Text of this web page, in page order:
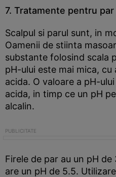
7. Tratamente pentru
Scalpul si parul sunt, in
Oamenii de stiinta
substante folosind scala
pH-ului este mai mica,
acida. O valoare a pH-
acida, in timp ce un pH
alcalin.
Firele de par au un pH
are un pH de 5.5.